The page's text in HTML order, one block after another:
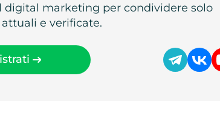
digital marketing per condividere solo
e verificate.